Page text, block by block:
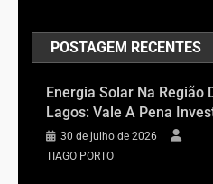
POSTAGEM RECENTES
Energia Solar Na Região
Lagos: Vale A Pena
30 de julho de 2026
TIAGO PORTO